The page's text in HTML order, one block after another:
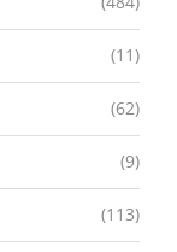
(11)
(62)
(9)
(113)